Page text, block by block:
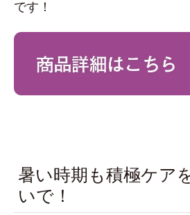
です！
暑い時期も積極ケア
いで！